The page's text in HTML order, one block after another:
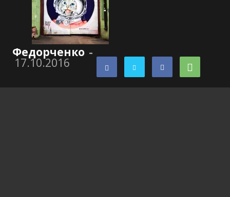
Федорченко -
17.10.2016